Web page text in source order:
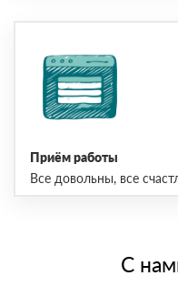
Приём работы
Все довольны, все
С